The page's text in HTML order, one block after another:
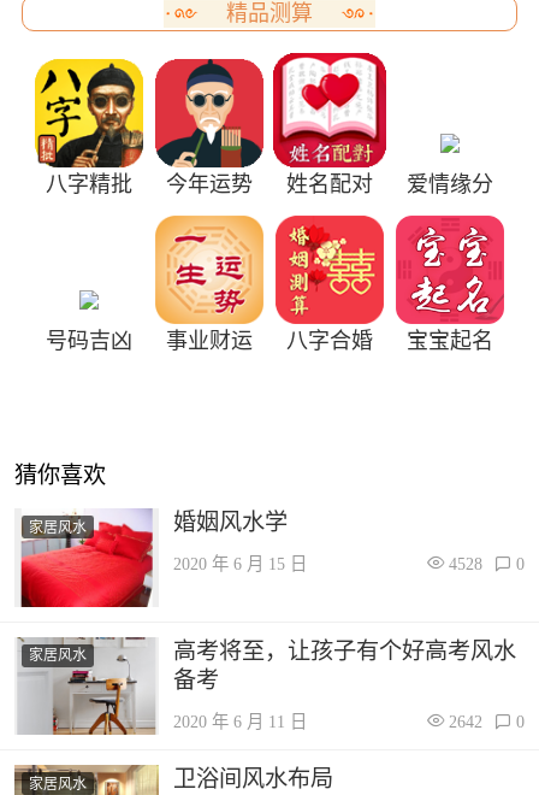
精品测算
八字精批 今年运势 姓名配对 爱情缘分
号码吉凶 事业财运 八字合婚 宝宝起名
猜你喜欢
家居风水 婚姻风水学
2020 年 6 月 15 日 4528 0
家居风水
高考将至，让孩子有个好高考风水
备考
2020 年 6 月 11 日 2642 0
家居风水 卫浴间风水布局